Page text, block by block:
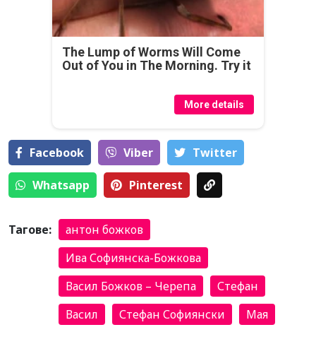
The Lump of Worms Will Come
Out of You in The Morning. Try it
More details
Facebook Viber Тwitter
Whatsapp Pinterest
Тагове:
антон божков
Ива Софиянска-Божкова
Васил Божков – Черепа
Стефан
Васил
Стефан Софиянски Мая